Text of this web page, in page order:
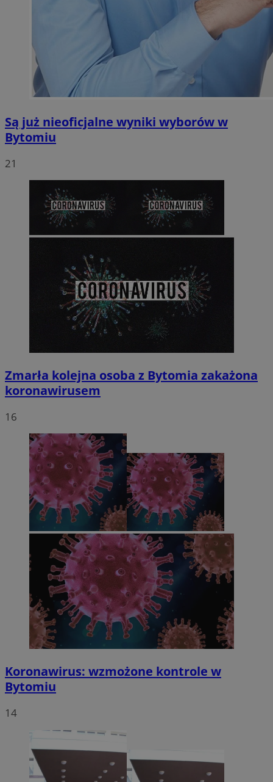
Są już nieoficjalne wyniki wyborów w
Bytomiu
21
Zmarła kolejna osoba z Bytomia zakażona
koronawirusem
16
Koronawirus: wzmożone kontrole w
Bytomiu
14